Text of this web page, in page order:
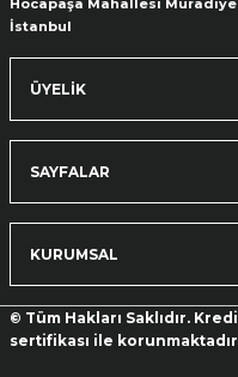
Hocapaşa Mahallesi Muradiye
İstanbul
ÜYELİK
SAYFALAR
KURUMSAL
© Tüm Hakları Saklıdır.
sertifikası ile